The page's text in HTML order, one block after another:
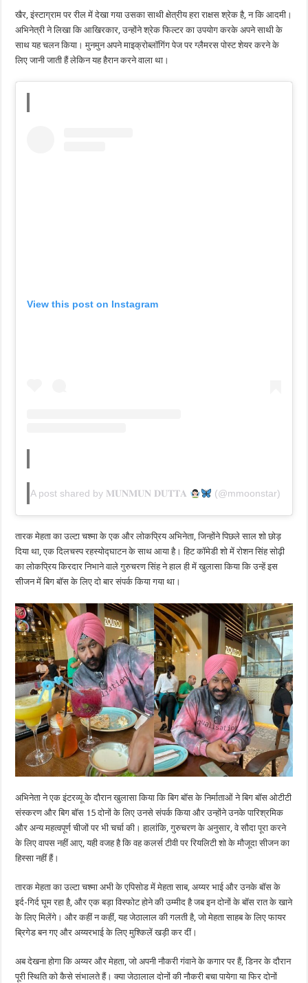
खैर, इंस्टाग्राम पर रील में देखा गया उसका साथी क्षेत्रीय हरा राक्षस श्रेक है, न कि आदमी।
अभिनेत्री ने लिखा कि आखिरकार, उन्होंने श्रेक फिल्टर का उपयोग करके अपने साथी के
साथ यह चलन किया। मुनमुन अपने माइक्रोब्लॉगिंग पेज पर ग्लैमरस पोस्ट शेयर करने के
लिए जानी जाती हैं लेकिन यह हैरान करने वाला था।
View this post on Instagram
A post shared by 𝐌𝐔𝐍𝐌𝐔𝐍 𝐃𝐔𝐓𝐓𝐀 (@mmoonstar)
तारक मेहता का उल्टा चश्मा के एक और लोकप्रिय अभिनेता, जिन्होंने पिछले साल शो छोड़
दिया था, एक दिलचस्प रहस्योद्घाटन के साथ आया है। हिट कॉमेडी शो में रोशन सिंह सोढ़ी
का लोकप्रिय किरदार निभाने वाले गुरुचरण सिंह ने हाल ही में खुलासा किया कि उन्हें इस
सीजन में बिग बॉस के लिए दो बार संपर्क किया गया था।
अभिनेता ने एक इंटरव्यू के दौरान खुलासा किया कि बिग बॉस के निर्माताओं ने बिग बॉस ओटीटी
संस्करण और बिग बॉस 15 दोनों के लिए उनसे संपर्क किया और उन्होंने उनके पारिश्रमिक
और अन्य महत्वपूर्ण चीजों पर भी चर्चा की। हालांकि, गुरुचरण के अनुसार, वे सौदा पूरा करने
के लिए वापस नहीं आए, यही वजह है कि वह कलर्स टीवी पर रियलिटी शो के मौजूदा सीजन का
हिस्सा नहीं हैं।
तारक मेहता का उल्टा चश्मा अभी के एपिसोड में मेहता साब, अय्यर भाई और उनके बॉस के
इर्द-गिर्द घूम रहा है, और एक बड़ा विस्फोट होने की उम्मीद है जब इन दोनों के बॉस रात के खाने
के लिए मिलेंगे। और कहीं न कहीं, यह जेठालाल की गलती है, जो मेहता साहब के लिए फायर
ब्रिगेड बन गए और अय्यरभाई के लिए मुश्किलें खड़ी कर दीं।
अब देखना होगा कि अय्यर और मेहता, जो अपनी नौकरी गंवाने के कगार पर हैं, डिनर के दौरान
पूरी स्थिति को कैसे संभालते हैं। क्या जेठालाल दोनों की नौकरी बचा पायेगा या फिर दोनों